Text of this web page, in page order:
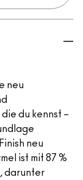
neu
du kennst –
neu
ist mit 87 %
darunter